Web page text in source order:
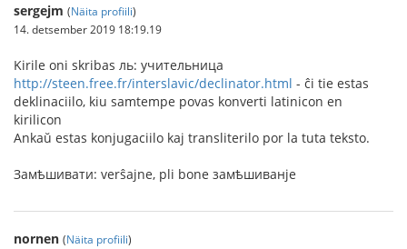
sergejm (Näita profiili)
14. detsember 2019 18:19.19
Kirile oni skribas ль: учительница
http://steen.free.fr/interslavic/declinator.html - ĉi tie estas
deklinaciilo, kiu samtempe povas konverti latinicon en
kirilicon
Ankaŭ estas konjugaciilo kaj transliterilo por la tuta teksto.
Замѣшивати: verŝajne, pli bone замѣшиванje
nornen (Näita profiili)